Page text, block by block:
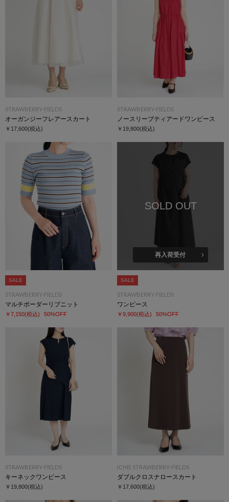
STRAWBERRY-FIELDS
オーガンジーフレアースカート
￥17,600(税込)
STRAWBERRY-FIELDS
ノースリーブティアードワンピース
￥19,800(税込)
SALE
STRAWBERRY-FIELDS
マルチボーダーリブニット
￥7,150(税込) 50%OFF
SOLD OUT
再入荷受付
SALE
STRAWBERRY-FIELDS
ワンピース
￥9,900(税込) 50%OFF
STRAWBERRY-FIELDS
キーネックワンピース
￥19,800(税込)
ICHIE STRAWBERRY-FIELDS
ダブルクロスナロースカート
￥17,600(税込)